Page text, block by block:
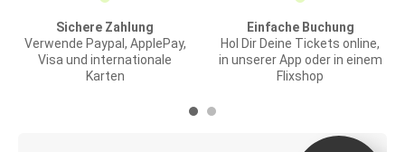
Sichere Zahlung
Verwende Paypal, ApplePay,
Visa und internationale
Karten
Einfache Buchung
Hol Dir Deine Tickets online,
in unserer App oder in einem
Flixshop